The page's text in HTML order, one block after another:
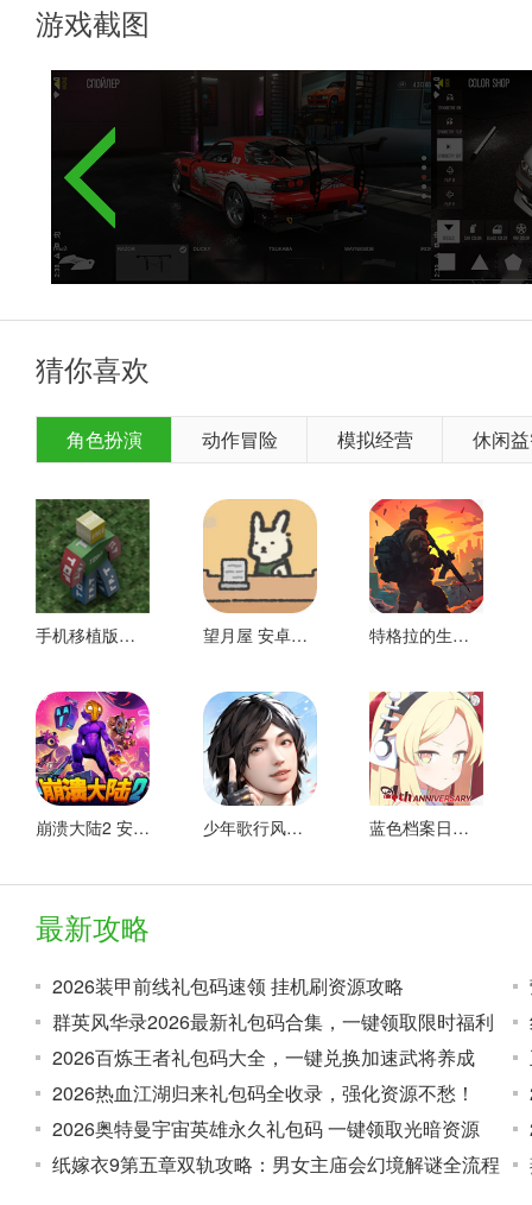
3、竞速模式将花费8000金币开始比赛，所以最好等你的车变
4、为了获得更多的钱，我们可以通过完成系统分配的任务来赚
5、或与他人竞争赚取佣金，比较看个人赛车技术；
6、通过刷图情节走单线，可以赚很多金币；
游戏截图
猜你喜欢
角色扮演 动作冒险 模拟经营 休闲
手机移植版未转换 安卓版 望月屋 安卓下载 特格拉的生存技术和施工 好玩的
崩溃大陆2 安卓下载 少年歌行风花雪月 安卓版 蓝色档案日服 安卓版
最新攻略
2026装甲前线礼包码速领 挂机刷资源攻略
群英风华录2026最新礼包码合集，一键领取限时福利
2026百炼王者礼包码大全，一键兑换加速武将养成
2026热血江湖归来礼包码全收录，强化资源不愁！
2026奥特曼宇宙英雄永久礼包码 一键领取光暗资源
纸嫁衣9第五章双轨攻略：男女主庙会幻境解谜全流程